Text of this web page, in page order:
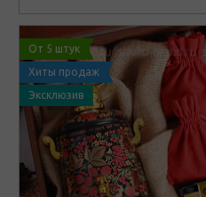
От 5 штук
Хиты продаж
Эксклюзив